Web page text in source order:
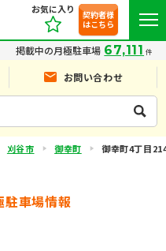
お気に入り
契約者様
はこちら
掲載中の月極駐車場 67,111 件
お問い合わせ
刈谷市 御幸町 御幸町4丁目
車場情報